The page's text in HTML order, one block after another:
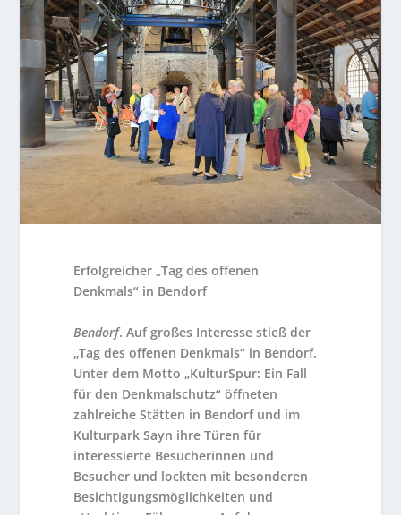
Erfolgreicher „Tag des offenen
Denkmals“ in Bendorf
Bendorf. Auf großes Interesse stieß der
„Tag des offenen Denkmals“ in Bendorf.
Unter dem Motto „KulturSpur: Ein Fall
für den Denkmalschutz“ öffneten
zahlreiche Stätten in Bendorf und im
Kulturpark Sayn ihre Türen für
interessierte Besucherinnen und
Besucher und lockten mit besonderen
Besichtigungsmöglichkeiten und